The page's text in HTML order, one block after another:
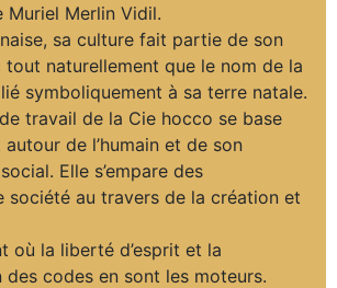
Muriel Merlin Vidil.
sa culture fait partie de son
tout naturellement que le nom de la
symboliquement à sa terre natale.
travail de la Cie hocco se base
de l’humain et de son
Elle s’empare des
société au travers de la création et
où la liberté d’esprit et la
codes en sont les moteurs.